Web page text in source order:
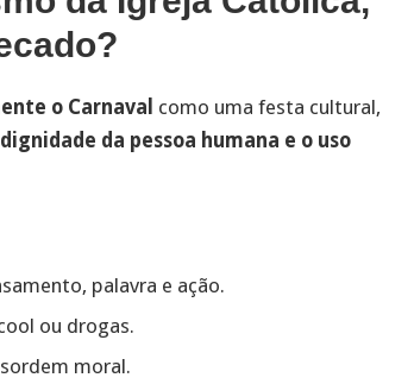
o Carnaval como uma festa cultural,
da pessoa humana e o uso
palavra e ação.
ou drogas.
moral.